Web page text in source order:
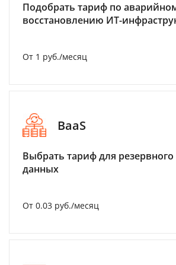
Подобрать тариф по
восстановлению ИТ-
От 1 руб./месяц
BaaS
Выбрать тариф для
данных
От 0.03 руб./месяц